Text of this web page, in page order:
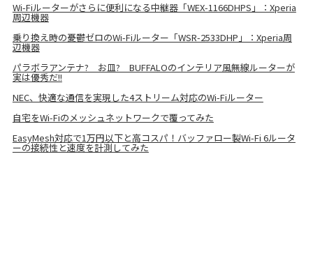
Wi-Fiルーターがさらに便利になる中継器「WEX-1166DHPS」：Xperia
周辺機器
乗り換え時の憂鬱ゼロのWi-Fiルーター「WSR-2533DHP」：Xperia周
辺機器
パラボラアンテナ? お皿? BUFFALOのインテリア風無線ルーターが
実は優秀だ!!
NEC、快適な通信を実現した4ストリーム対応のWi-Fiルーター
自宅をWi-Fiのメッシュネットワークで覆ってみた
EasyMesh対応で1万円以下と高コスパ！バッファロー製Wi-Fi 6ルータ
ーの接続性と速度を計測してみた